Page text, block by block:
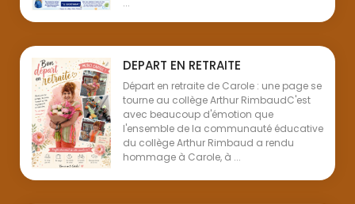
...
DEPART EN RETRAITE
Départ en retraite de Carole : une page se
tourne au collège Arthur RimbaudC'est
avec beaucoup d'émotion que
l'ensemble de la communauté éducative
du collège Arthur Rimbaud a rendu
hommage à Carole, à ...